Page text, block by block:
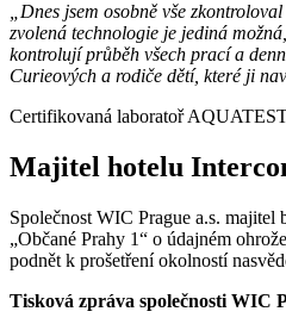
„Dnes jsem osobně vše
zvolená technologie je jediná
kontrolují průběh všech prací a
Curieových a rodiče dětí, které ji
Certifikovaná laboratoř
Majitel hotelu
Společnost WIC Prague a.s. majitel
„Občané Prahy 1“ o údajném
podnět k prošetření okolností
Tisková zpráva společnosti WIC